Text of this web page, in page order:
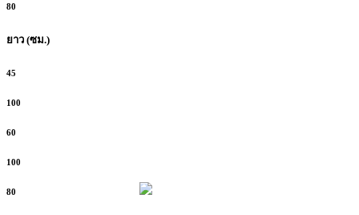
80
ยาว (ซม.)
45
100
60
100
80